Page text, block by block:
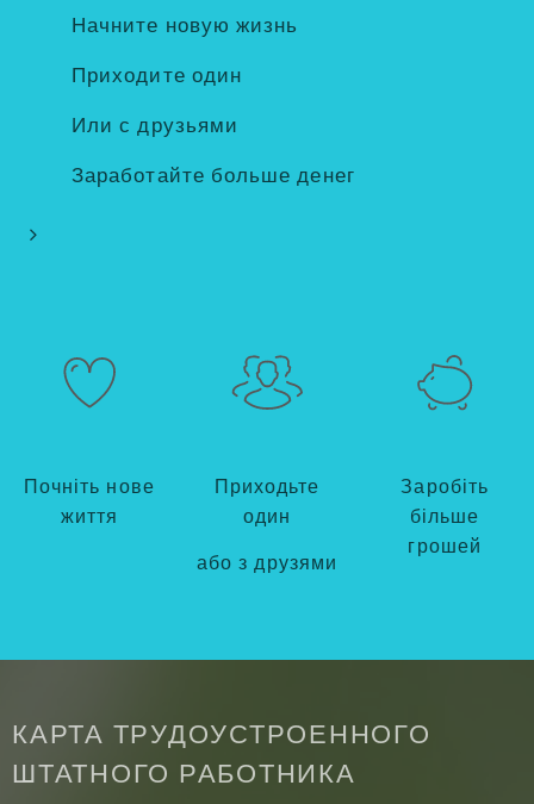
Начните новую жизнь
Приходите один
Или с друзьями
Заработайте больше денег
Почніть нове
життя
Приходьте
один
або з друзями
Заробіть
більше
грошей
КАРТА ТРУДОУСТРОЕННОГО
ШТАТНОГО РАБОТНИКА